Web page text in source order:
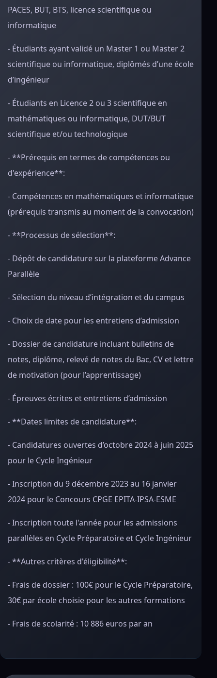
PACES, BUT, BTS, licence scientifique ou
informatique
- Étudiants ayant validé un Master 1 ou Master 2
scientifique ou informatique, diplômés d’une école
d’ingénieur
- Étudiants en Licence 2 ou 3 scientifique en
mathématiques ou informatique, DUT/BUT
scientifique et/ou technologique
- **Prérequis en termes de compétences ou
d'expérience**:
- Compétences en mathématiques et informatique
(prérequis transmis au moment de la convocation)
- **Processus de sélection**:
- Dépôt de candidature sur la plateforme Advance
Parallèle
- Sélection du niveau d’intégration et du campus
- Choix de date pour les entretiens d’admission
- Dossier de candidature incluant bulletins de
notes, diplôme, relevé de notes du Bac, CV et lettre
de motivation (pour l’apprentissage)
- Épreuves écrites et entretiens d’admission
- **Dates limites de candidature**:
- Candidatures ouvertes d’octobre 2024 à juin 2025
pour le Cycle Ingénieur
- Inscription du 9 décembre 2023 au 16 janvier
2024 pour le Concours CPGE EPITA-IPSA-ESME
- Inscription toute l'année pour les admissions
parallèles en Cycle Préparatoire et Cycle Ingénieur
- **Autres critères d'éligibilité**:
- Frais de dossier : 100€ pour le Cycle Préparatoire,
30€ par école choisie pour les autres formations
- Frais de scolarité : 10 886 euros par an